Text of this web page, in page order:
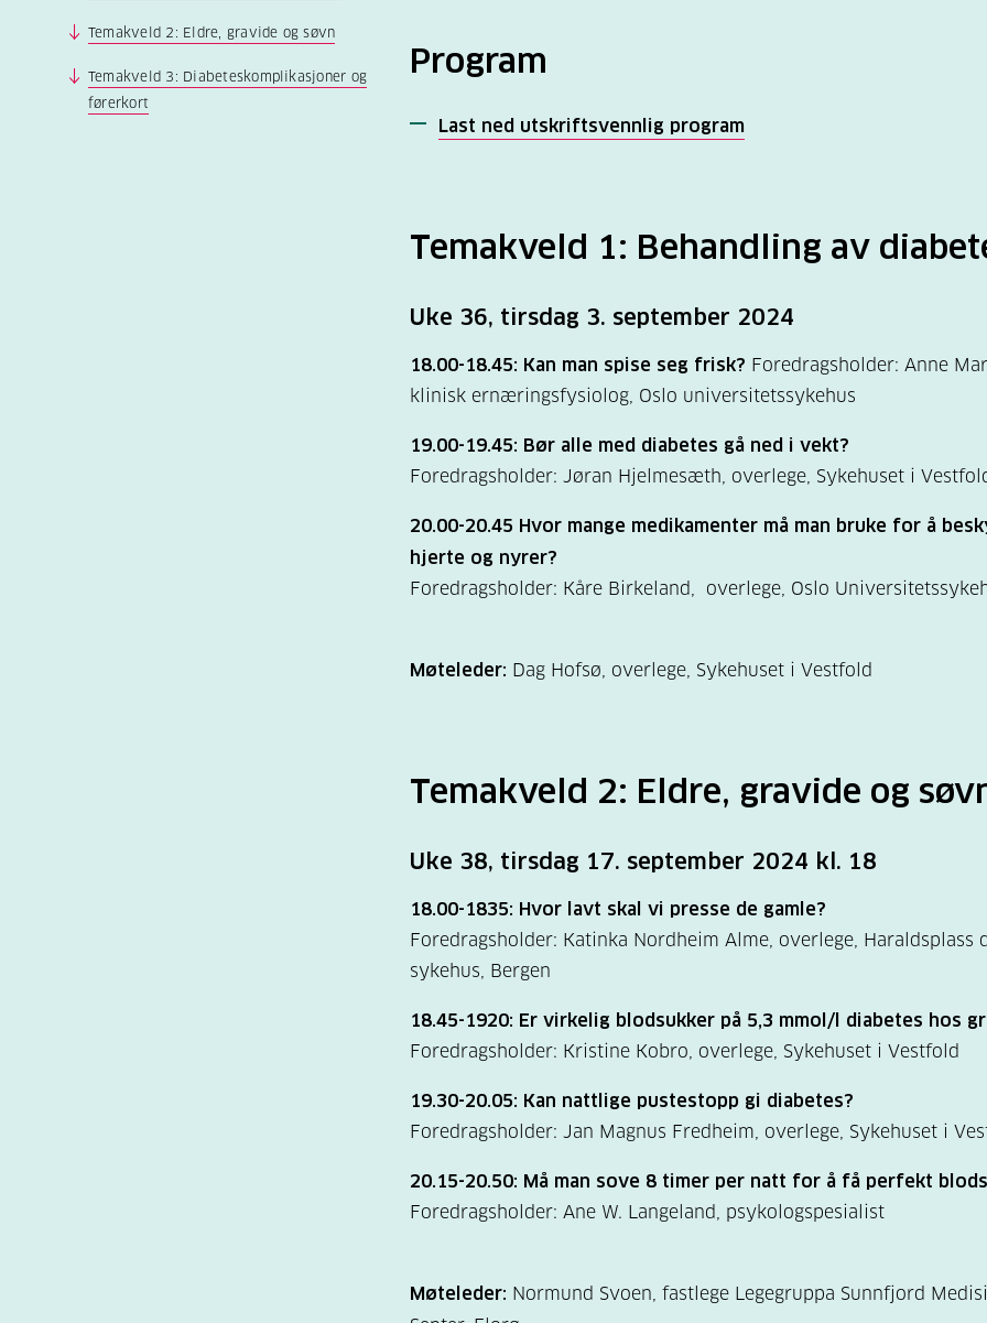
Temakveld 2: Eldre, gravide og søvn
Temakveld 3: Diabeteskomplikasjoner og
førerkort
Program
Last ned utskriftsvennlig program
Temakveld 1: Behandling av
Uke 36, tirsdag 3. september 2024
18.00-18.45: Kan man spise seg frisk? Foredragsholder: Anne
klinisk ernæringsfysiolog, Oslo universitetssykehus
19.00-19.45: Bør alle med diabetes gå ned i vekt?
Foredragsholder: Jøran Hjelmesæth, overlege, Sykehuset i
20.00-20.45 Hvor mange medikamenter må man bruke for å
hjerte og nyrer?
Foredragsholder: Kåre Birkeland, overlege, Oslo
Møteleder: Dag Hofsø, overlege, Sykehuset i Vestfold
Temakveld 2: Eldre, gravide og
Uke 38, tirsdag 17. september 2024 kl. 18
18.00-1835: Hvor lavt skal vi presse de gamle?
Foredragsholder: Katinka Nordheim Alme, overlege, Haraldsplass
sykehus, Bergen
18.45-1920: Er virkelig blodsukker på 5,3 mmol/l diabetes hos
Foredragsholder: Kristine Kobro, overlege, Sykehuset i Vestfold
19.30-20.05: Kan nattlige pustestopp gi diabetes?
Foredragsholder: Jan Magnus Fredheim, overlege, Sykehuset i
20.15-20.50: Må man sove 8 timer per natt for å få perfekt
Foredragsholder: Ane W. Langeland, psykologspesialist
Møteleder: Normund Svoen, fastlege Legegruppa Sunnfjord